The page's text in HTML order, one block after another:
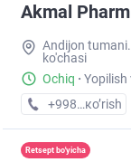
Akmal Pharm
Andijon
ko'chasi
Ochiq · Yopilish
+998 (91) XXX-
кo’rish
Retsept bo'yicha